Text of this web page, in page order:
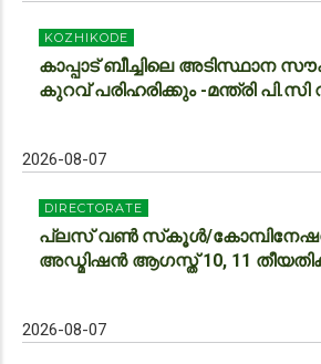
KOZHIKODE
കാപ്പാട് ബീച്ചിലെ അടിസ്ഥാന
കുറവ് പരിഹരിക്കും -മന്ത്രി പി.സി
2026-08-07
DIRECTORATE
പ്ലസ് വൺ സ്‌കൂൾ/കോമ്പിനേഷൻ
അഡ്മിഷൻ ആഗസ്ത് 10, 11
2026-08-07